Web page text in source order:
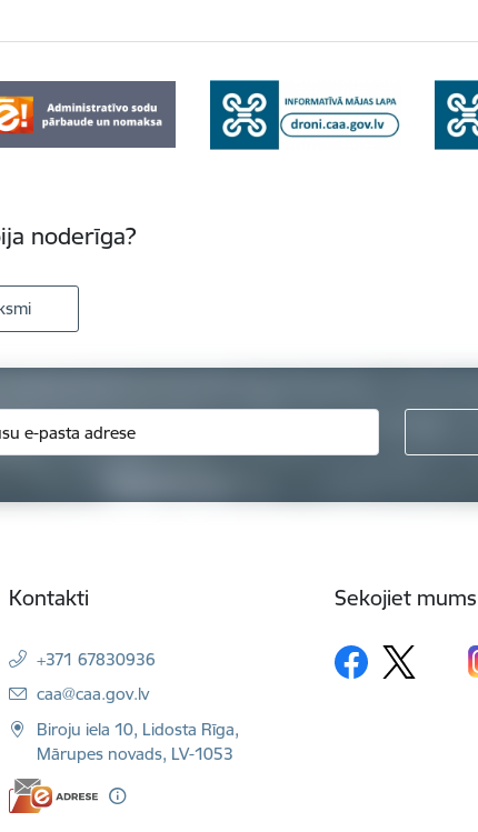
noderīga?
Kontakti
+371 67830936
E-pasts:
caa@caa.gov.lv
Biroju iela 10, Lidosta Rīga,
Mārupes novads, LV-1053
Sekojiet mums